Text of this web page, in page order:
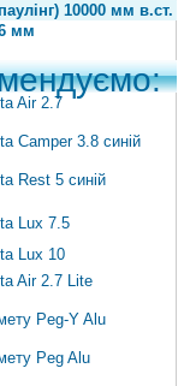
10000 мм в.ст.
мм
Air 2.7
Camper 3.8 синій
Rest 5 синій
Lux 7.5
Lux 10
Air 2.7 Lite
Peg-Y Alu
Peg Alu